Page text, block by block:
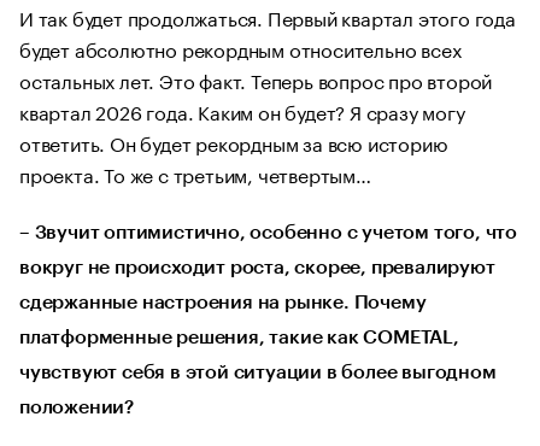
И так будет продолжаться. Первый квартал этого года
будет абсолютно рекордным относительно всех
остальных лет. Это факт. Теперь вопрос про второй
квартал 2026 года. Каким он будет? Я сразу могу
ответить. Он будет рекордным за всю историю
проекта. То же с третьим, четвертым…
– Звучит оптимистично, особенно с учетом того, что
вокруг не происходит роста, скорее, превалируют
сдержанные настроения на рынке. Почему
платформенные решения, такие как COMETAL,
чувствуют себя в этой ситуации в более выгодном
положении?